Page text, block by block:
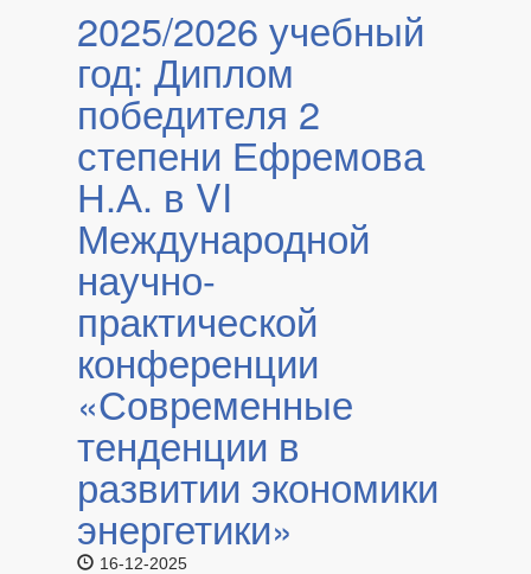
2025/2026 учебный
год: Диплом
победителя 2
степени Ефремова
Н.А. в VI
Международной
научно-
практической
конференции
«Современные
тенденции в
развитии экономики
энергетики»
16-12-2025